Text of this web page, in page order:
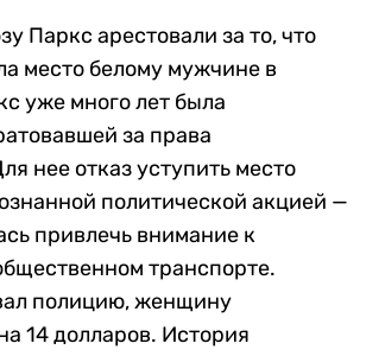
Паркс арестовали за то, что
место белому мужчине в
уже много лет была
за права
нее отказ уступить место
политической акцией —
привлечь внимание к
транспорте.
полицию, женщину
14 долларов. История